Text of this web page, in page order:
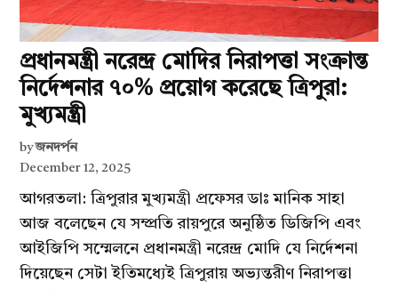
প্রধানমন্ত্রী নরেন্দ্র মোদির নিরাপত্তা সংক্রান্ত
নির্দেশনার ৭০% প্রয়োগ করেছে ত্রিপুরা:
মুখ্যমন্ত্রী
by জনদর্পন
December 12, 2025
আগরতলা: ত্রিপুরার মুখ্যমন্ত্রী প্রফেসর ডাঃ মানিক সাহা
আজ বলেছেন যে সম্প্রতি রায়পুরে অনুষ্ঠিত ডিজিপি এবং
আইজিপি সম্মেলনে প্রধানমন্ত্রী নরেন্দ্র মোদি যে নির্দেশনা
দিয়েছেন সেটা ইতিমধ্যেই ত্রিপুরায় অভ্যন্তরীণ নিরাপত্তা